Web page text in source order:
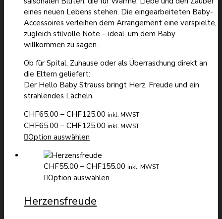
eines neuen Lebens stehen. Die eingearbeiteten Baby-
Accessoires verleihen dem Arrangement eine verspielte,
zugleich stilvolle Note – ideal, um dem Baby
willkommen zu sagen.
Ob für Spital, Zuhause oder als Überraschung direkt an
die Eltern geliefert:
Der Hello Baby Strauss bringt Herz, Freude und ein
strahlendes Lächeln.
CHF65.00 – CHF125.00 Preisspanne:
CHF65.00
inkl. MWST
CHF65.00 – CHF125.00 Preisspanne:
inkl. MWST
Option auswählen
CHF55.00 – CHF155.00 Preisspanne:
inkl. MWST
Option auswählen
Herzensfreude